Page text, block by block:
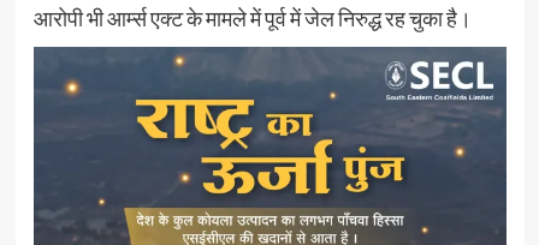
आरोपी भी आर्म्स एक्ट के मामले में पूर्व में जेल निरुद्ध रह चुका है।